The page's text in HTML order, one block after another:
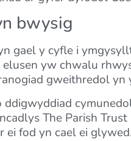
bwysig
gael y cyfle i
yw chwalu
gweithredol yn
The Parish
ei fod yn cael ei glywed.